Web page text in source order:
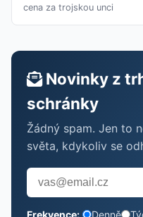
cena za trojskou unci
Novinky z
schránky
Žádný spam. Jen to
světa, kdykoliv se
Frekvence: Denně